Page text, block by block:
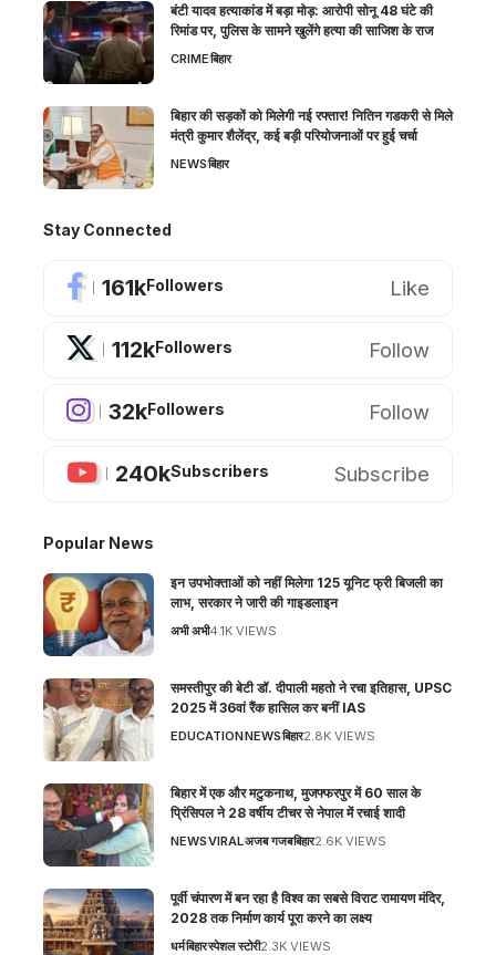
बंटी यादव हत्याकांड में बड़ा मोड़: आरोपी सोनू 48 घंटे की
रिमांड पर, पुलिस के सामने खुलेंगे हत्या की साजिश के राज
CRIMEबिहार
बिहार की सड़कों को मिलेगी नई रफ्तार! नितिन गडकरी से मिले
मंत्री कुमार शैलेंद्र, कई बड़ी परियोजनाओं पर हुई चर्चा
NEWSबिहार
Stay Connected
161kFollowers Like
112kFollowers Follow
32kFollowers Follow
240kSubscribers Subscribe
Popular News
इन उपभोक्ताओं को नहीं मिलेगा 125 यूनिट फ्री बिजली का
लाभ, सरकार ने जारी की गाइडलाइन
अभी अभी4.1K VIEWS
समस्तीपुर की बेटी डॉ. दीपाली महतो ने रचा इतिहास, UPSC
2025 में 36वां रैंक हासिल कर बनीं IAS
EDUCATIONNEWSबिहार2.8K VIEWS
बिहार में एक और मटुकनाथ, मुजफ्फरपुर में 60 साल के
प्रिंसिपल ने 28 वर्षीय टीचर से नेपाल में रचाई शादी
NEWSVIRALअजब गजबबिहार2.6K VIEWS
पूर्वी चंपारण में बन रहा है विश्व का सबसे विराट रामायण मंदिर,
2028 तक निर्माण कार्य पूरा करने का लक्ष्य
धर्मबिहारस्पेशल स्टोरी2.3K VIEWS